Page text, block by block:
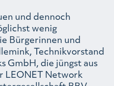
und dennoch
wenig
Bürgerinnen und
Technikvorstand
GmbH, die jüngst aus
LEONET Network